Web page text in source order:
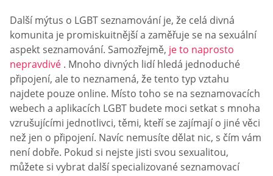
Další mýtus o LGBT seznamování je, že celá divná
komunita je promiskuitnější a zaměřuje se na sexuální
aspekt seznamování. Samozřejmě, je to naprosto
nepravdivé . Mnoho divných lidí hledá jednoduché
připojení, ale to neznamená, že tento typ vztahu
najdete pouze online. Místo toho se na seznamovacích
webech a aplikacích LGBT budete moci setkat s mnoha
vzrušujícími jednotlivci, těmi, kteří se zajímají o jiné věci
než jen o připojení. Navíc nemusíte dělat nic, s čím vám
není dobře. Pokud si nejste jisti svou sexualitou,
můžete si vybrat další specializované seznamovací